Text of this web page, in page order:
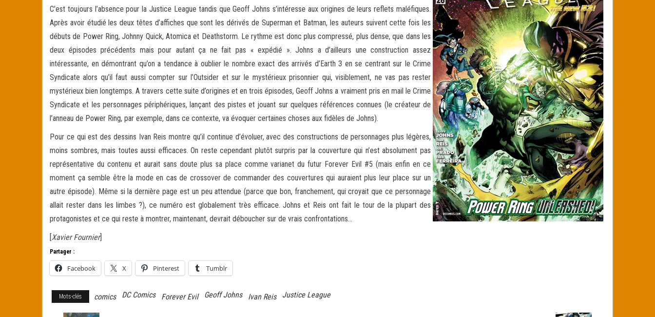
C’est toujours l’absence pour la Justice League tandis que Geoff Johns s’intéresse aux origines de leurs reflets maléfiques.
Après avoir étudié les deux têtes d’affiches que sont les dérivés de Superman et Batman, les auteurs suivent cette fois les
débuts de Power Ring, Johnny Quick, Atomica et Deathstorm. Le rythme est donc plus compressé, plus dense, que dans les
deux épisodes précédents mais pour autant ça ne fait pas « expédié ». Johns a d’ailleurs une construction assez
intéressante, en démontrant qu’on a tendance à oublier le nombre exact des arrivés d’Earth 3 en se centrant sur le Crime
Syndicate alors qu’il faut aussi compter sur l’Outsider et sur le mystérieux prisonnier qui, visiblement, ne vas pas rester
mystérieux bien longtemps. A travers cette suite d’origines et en trois épisodes, Geoff Johns a vraiment pris en mail le Crime
Syndicate et les personnages périphériques, lançant des pistes et jouant sur quelques références connues (le créateur de
l’anneau de Power Ring, par exemple, dans ce contexte, va évoquer certaines choses aux fidèles de Johns).
Pour ce qui est des dessins Ivan Reis montre qu’il continue d’évoluer, avec des constructions de personnages plus légères,
moins sombres, mais toutes aussi efficaces. On reste cependant plutôt surpris par la couverture qui n’est absolument pas
représentative du contenu et aurait sans doute plus sa place comme varianet du futur Forever Evil #5 (mais enfin en ce
moment ça semble être la mode en cas de crossover de commander des couvertures qui auraient plus leur place sur un
autre épisode). Même si la dernière page est un peu attendue (parce que bon, franchement, qui croyait que ce personnage
allait rester dans les limbes ?), ce numéro est globalement très efficace. Johns et Reis ont fait le tour de la plupart des
protagonistes et ce qui reste à montrer, maintenant, devrait déboucher sur de vrais confrontations…
[Xavier Fournier]
Partager :
Facebook X Pinterest Tumblr
Mots-clés comics DC Comics Forever Evil Geoff Johns Ivan Reis Justice League